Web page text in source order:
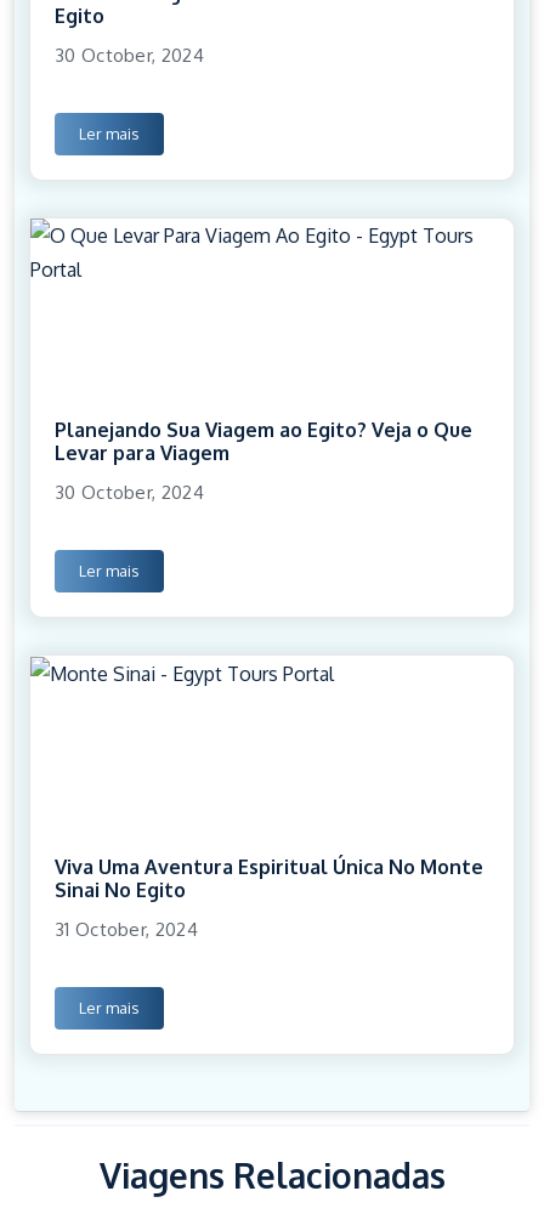
Egito
30 October, 2024
Ler mais
Planejando Sua Viagem ao Egito? Veja o Que
Levar para Viagem
30 October, 2024
Ler mais
Viva Uma Aventura Espiritual Única No Monte
Sinai No Egito
31 October, 2024
Ler mais
Viagens Relacionadas